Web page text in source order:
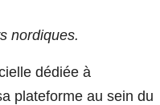
nordiques.
dédiée à
plateforme au sein du